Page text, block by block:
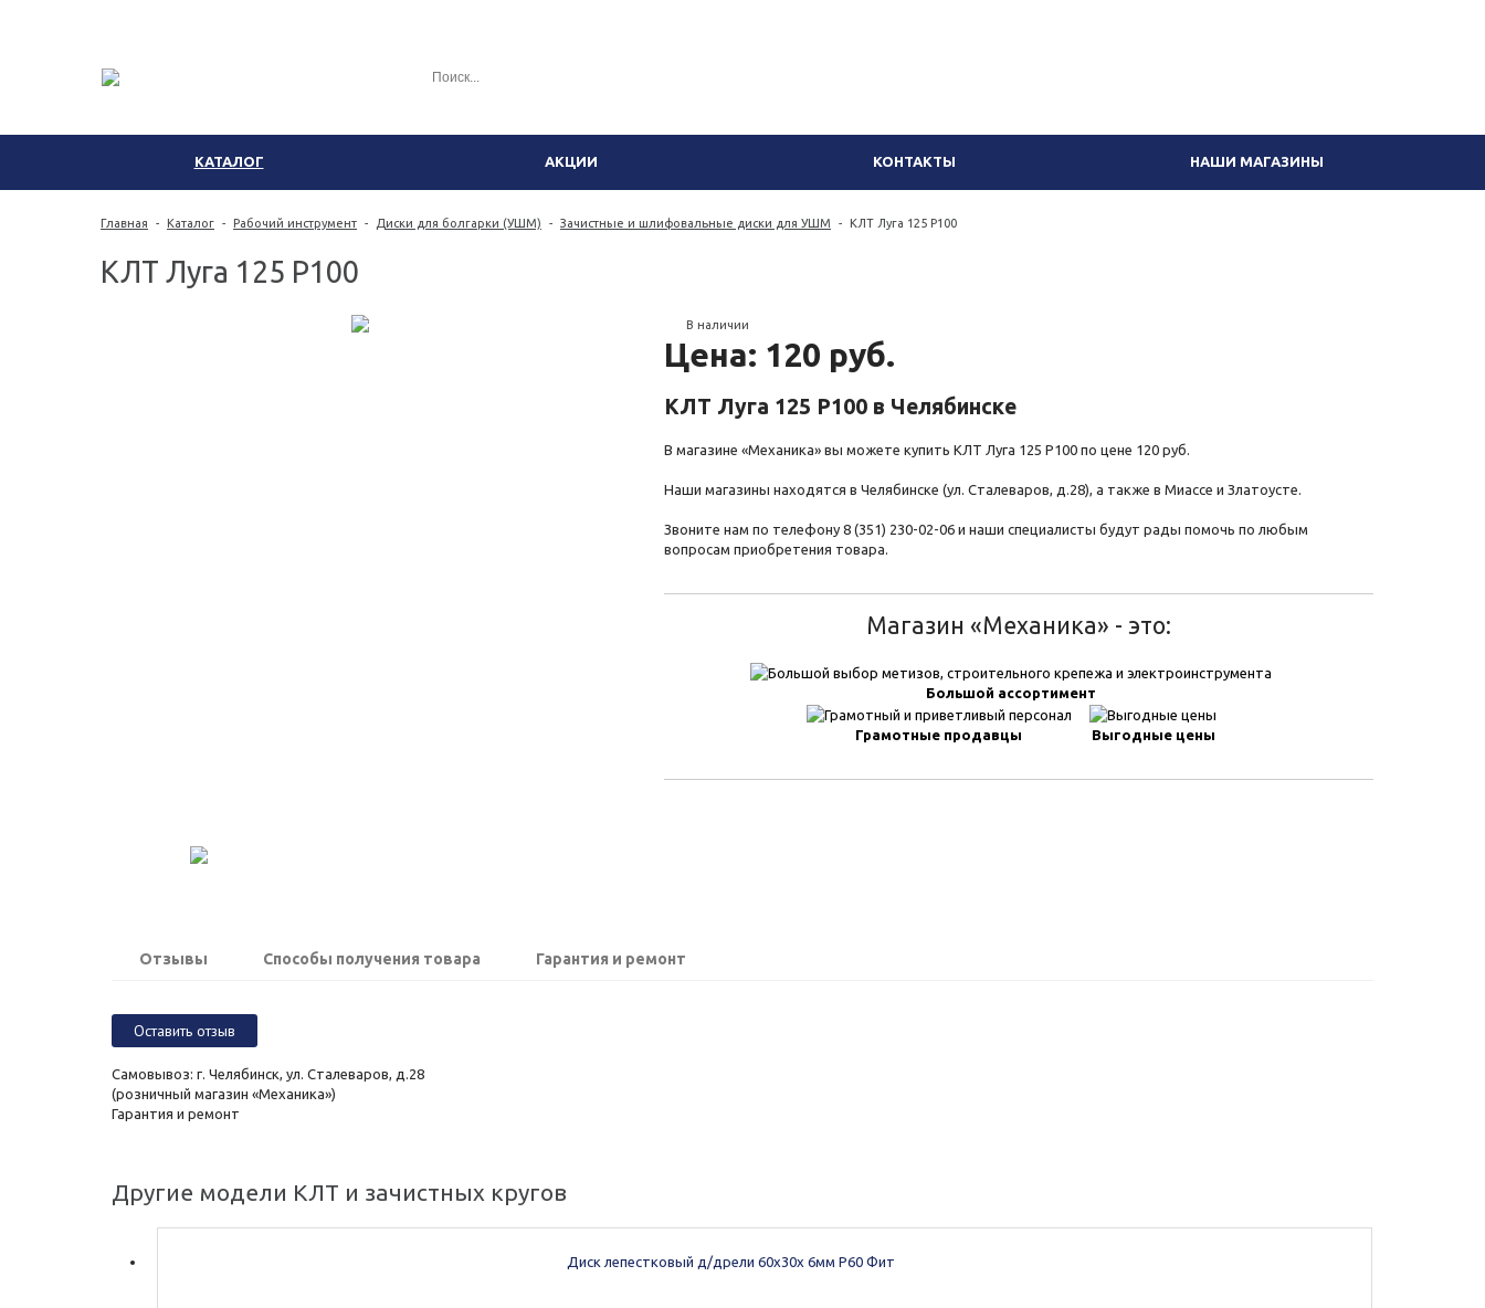
КАТАЛОГ АКЦИИ КОНТАКТЫ НАШИ МАГАЗИНЫ
Главная - Каталог - Рабочий инструмент - Диски для болгарки (УШМ) - Зачистные и шлифовальные диски для УШМ - КЛТ Луга 125 Р100
КЛТ Луга 125 Р100
В наличии
Цена: 120 руб.
КЛТ Луга 125 Р100 в Челябинске
В магазине «Механика» вы можете купить КЛТ Луга 125 Р100 по цене 120 руб.
Наши магазины находятся в Челябинске (ул. Сталеваров, д.28), а также в Миассе и Златоусте.
Звоните нам по телефону 8 (351) 230-02-06 и наши специалисты будут рады помочь по любым
вопросам приобретения товара.
Магазин «Механика» - это:
Большой ассортимент
Грамотные продавцы Выгодные цены
Отзывы Способы получения товара Гарантия и ремонт
Оставить отзыв
Самовывоз: г. Челябинск, ул. Сталеваров, д.28
(розничный магазин «Механика»)
Гарантия и ремонт
Другие модели КЛТ и зачистных кругов
Диск лепестковый д/дрели 60х30х 6мм Р60 Фит